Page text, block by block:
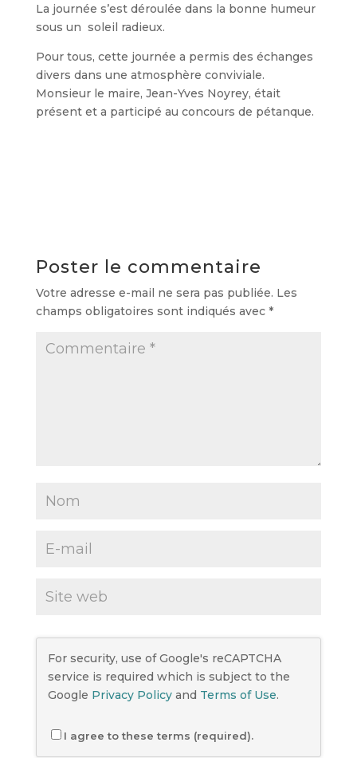
La journée s’est déroulée dans la bonne humeur
sous un soleil radieux.
Pour tous, cette journée a permis des échanges
divers dans une atmosphère conviviale.
Monsieur le maire, Jean-Yves Noyrey, était
présent et a participé au concours de pétanque.
Poster le commentaire
Votre adresse e-mail ne sera pas publiée. Les
champs obligatoires sont indiqués avec *
For security, use of Google's reCAPTCHA
service is required which is subject to the
Google Privacy Policyand Terms of Use.
I agree to these terms (required).